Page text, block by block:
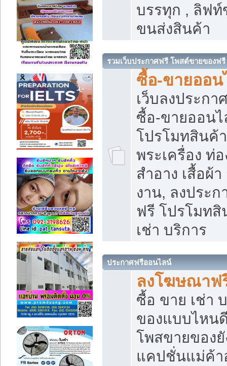
บรรทุก , ลิฟ
ขนส่งสินค้า
รวมเว็บประกาศฟรี โพสต์ขายของฟรี
ซื้อ-ขายออน
เว็บลงประก
ซื้อ-ขายออน
โปรโมทสินค้
พระเครื่อง ท่อ
สำอาง เสื้อผ้
งาน, ลงประ
ฟรี โปรโมท
เช่า บริการ
ประกาศฟรีออนไลน์
ลงโฆษณาฟ
ซื้อ ขาย เช่า
ของแบบไหน
โพสขายของยั
แคปชั่นแม่ค้